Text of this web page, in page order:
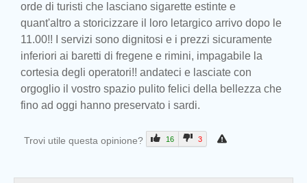
orde di turisti che lasciano sigarette estinte e
quant'altro a storicizzare il loro letargico arrivo dopo le
11.00!! I servizi sono dignitosi e i prezzi sicuramente
inferiori ai baretti di fregene e rimini, impagabile la
cortesia degli operatori!! andateci e lasciate con
orgoglio il vostro spazio pulito felici della bellezza che
fino ad oggi hanno preservato i sardi.
Trovi utile questa opinione? 16 3